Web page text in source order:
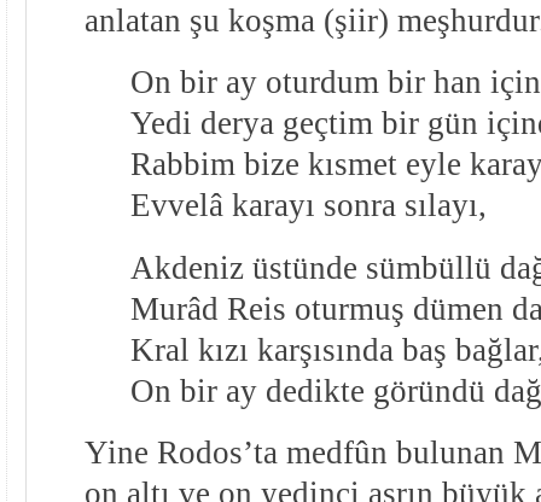
anlatan şu koşma (şiir)
On bir ay oturdum bir han
Yedi derya geçtim bir gün
Rabbim bize kısmet eyle
Evvelâ karayı sonra sılayı,
Akdeniz üstünde sümbüllü
Murâd Reis oturmuş dümen
Kral kızı karşısında baş
On bir ay dedikte göründü
Yine Rodos’ta medfûn bulunan
on altı ve on yedinci asrın